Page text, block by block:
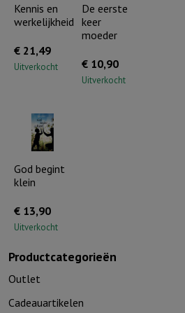
Productcategorieën
Outlet
Cadeauartikelen
Kennis en
werkelijkheid
€ 21,49
Uitverkocht
De eerste
keer
moeder
€ 10,90
Uitverkocht
God begint
klein
€ 13,90
Uitverkocht